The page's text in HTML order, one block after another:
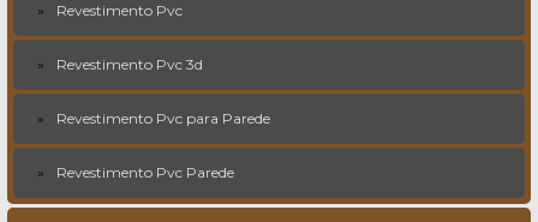
Revestimento Pvc
Revestimento Pvc 3d
Revestimento Pvc para Parede
Revestimento Pvc Parede